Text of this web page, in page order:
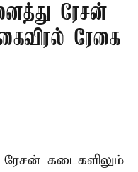
ரேசன்
ரேகை
கடைகளிலும்